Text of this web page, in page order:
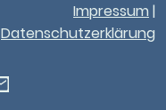
Impressum |
Datenschutzerklärung